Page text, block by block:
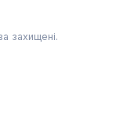
захищені.